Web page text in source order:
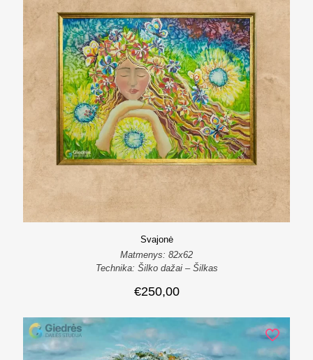
Svajonė
Matmenys: 82x62
Technika: Šilko dažai – Šilkas
€250,00